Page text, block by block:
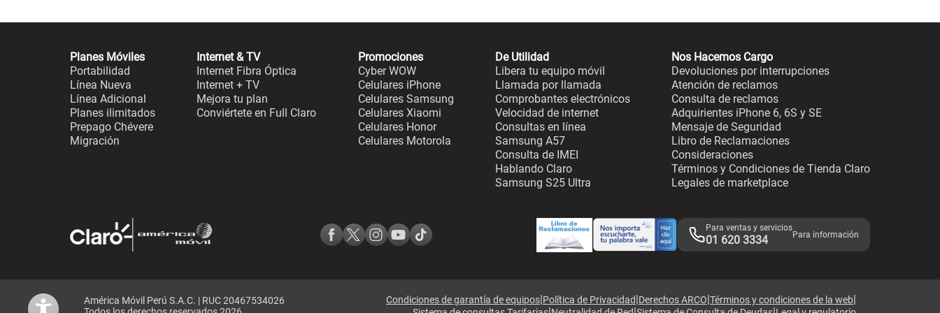
Planes Móviles
Portabilidad
Línea Nueva
Línea Adicional
Planes ilimitados
Prepago Chévere
Migración
Internet & TV
Internet Fibra Óptica
Internet + TV
Mejora tu plan
Conviértete en Full Claro
Promociones
Cyber WOW
Celulares iPhone
Celulares Samsung
Celulares Xiaomi
Celulares Honor
Celulares Motorola
De Utilidad
Libera tu equipo móvil
Llamada por llamada
Comprobantes electrónicos
Velocidad de internet
Consultas en línea
Samsung A57
Consulta de IMEI
Hablando Claro
Samsung S25 Ultra
Nos Hacemos Cargo
Devoluciones por interrupciones
Atención de reclamos
Consulta de reclamos
Adquirientes iPhone 6, 6S y SE
Mensaje de Seguridad
Libro de Reclamaciones
Consideraciones
Términos y Condiciones de Tienda Claro
Legales de marketplace
Para ventas y servicios
01 620 3334 Para información
América Móvil Perú S.A.C. | RUC 20467534026
Condiciones de garantía de equipos|Política de Privacidad|Derechos ARCO|Términos y condiciones de la web|